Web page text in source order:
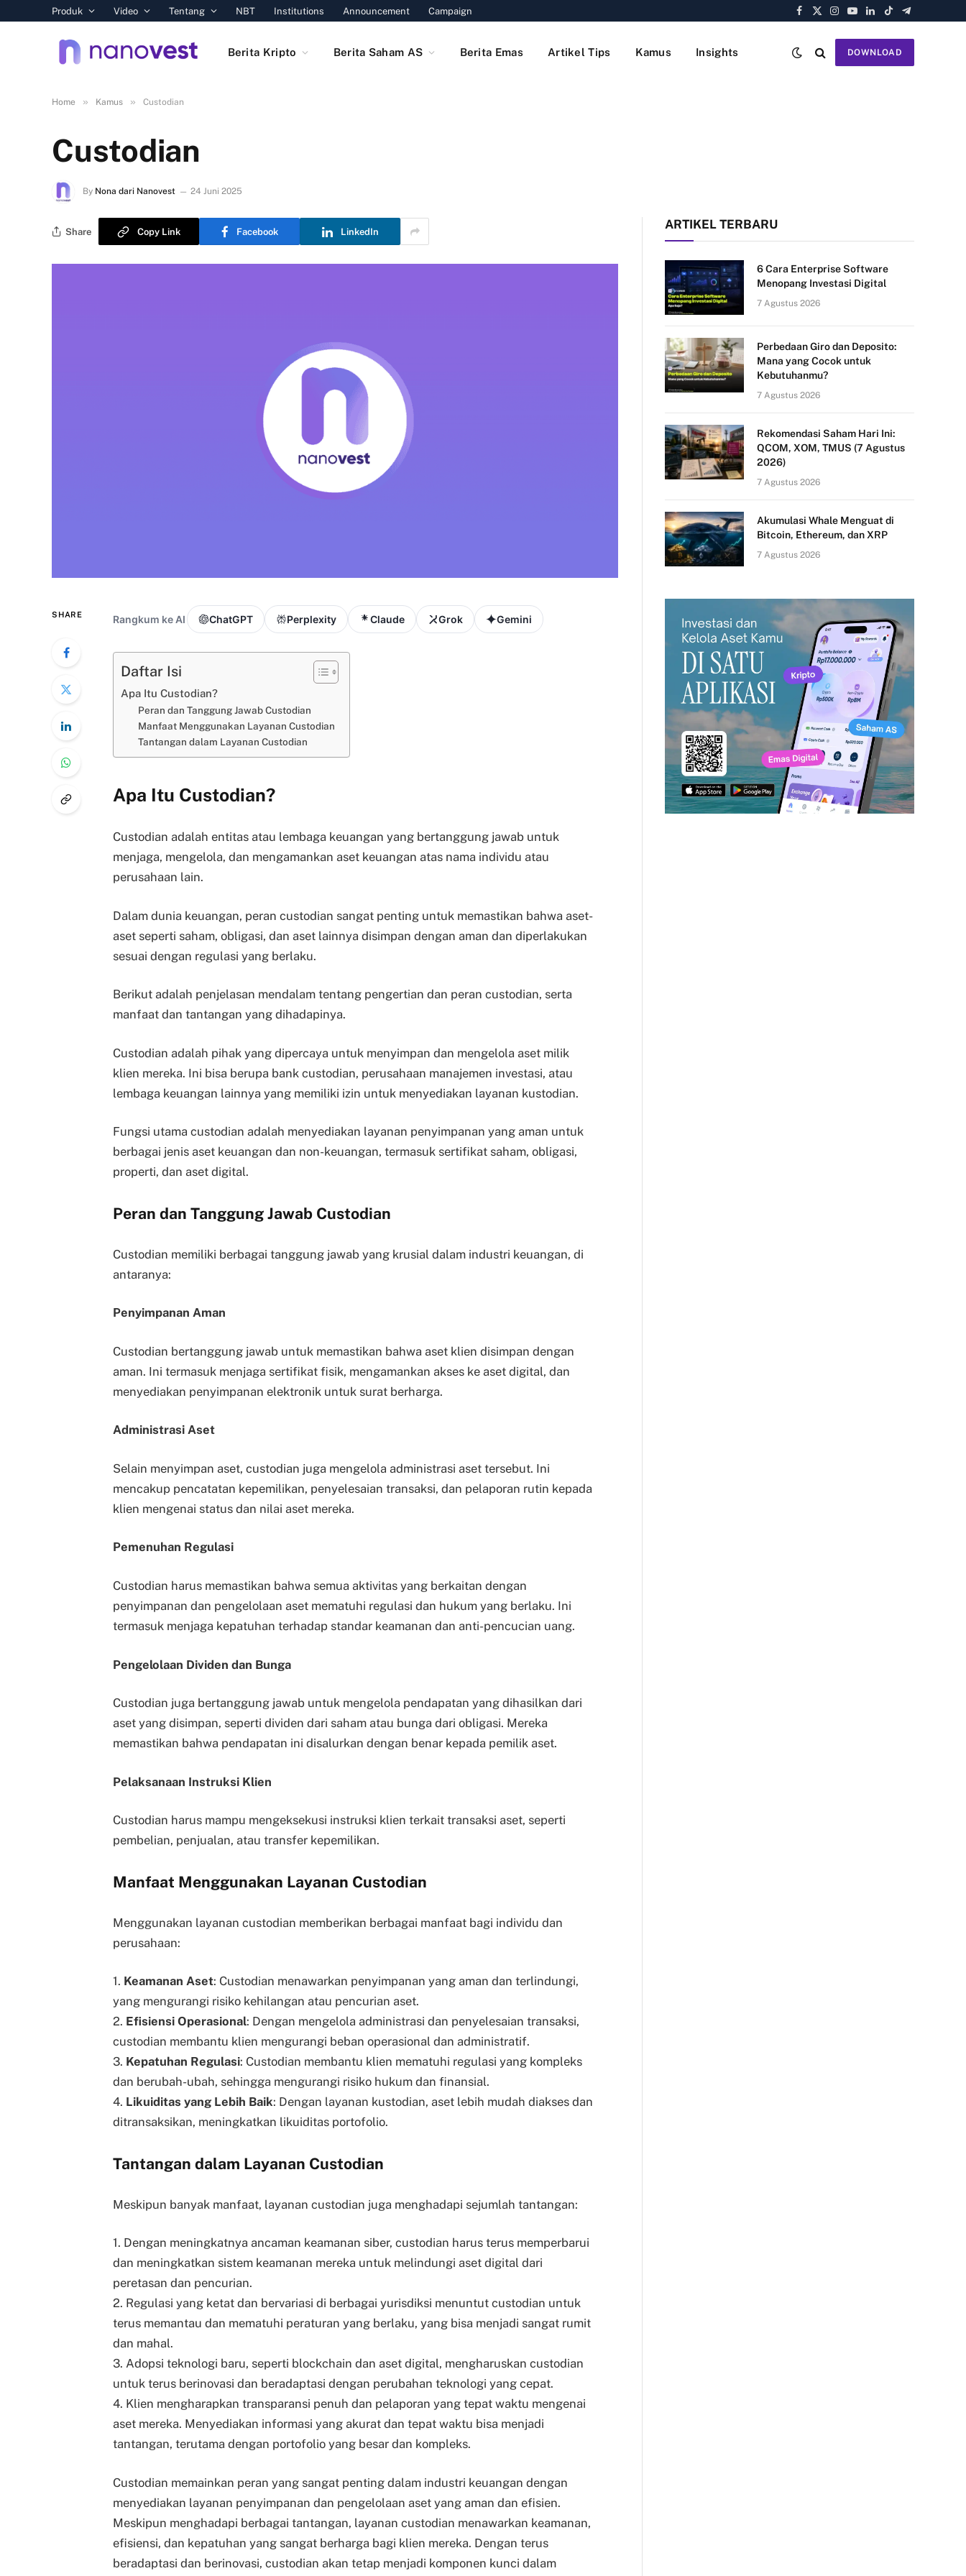
Produk Video Tentang NBT Institutions Announcement Campaign
Facebook
X
Instagram
YouTube
LinkedIn
TikTokTelegram
Berita Kripto Berita Saham AS Berita Emas Artikel Tips Kamus Insights DOWNLOAD
Home » Kamus » Custodian
Custodian
By Nona dari Nanovest 24 Juni 2025
Share Copy Link Facebook LinkedIn
SHARE Rangkum ke AI ChatGPT Perplexity Claude Grok Gemini
Daftar Isi
Apa Itu Custodian?
Peran dan Tanggung Jawab Custodian
Manfaat Menggunakan Layanan Custodian
Tantangan dalam Layanan Custodian
Apa Itu Custodian?
Custodian adalah entitas atau lembaga keuangan yang bertanggung jawab untuk
menjaga, mengelola, dan mengamankan aset keuangan atas nama individu atau
perusahaan lain.
Dalam dunia keuangan, peran custodian sangat penting untuk memastikan bahwa aset-
aset seperti saham, obligasi, dan aset lainnya disimpan dengan aman dan diperlakukan
sesuai dengan regulasi yang berlaku.
Berikut adalah penjelasan mendalam tentang pengertian dan peran custodian, serta
manfaat dan tantangan yang dihadapinya.
Custodian adalah pihak yang dipercaya untuk menyimpan dan mengelola aset milik
klien mereka. Ini bisa berupa bank custodian, perusahaan manajemen investasi, atau
lembaga keuangan lainnya yang memiliki izin untuk menyediakan layanan kustodian.
Fungsi utama custodian adalah menyediakan layanan penyimpanan yang aman untuk
berbagai jenis aset keuangan dan non-keuangan, termasuk sertifikat saham, obligasi,
properti, dan aset digital.
Peran dan Tanggung Jawab Custodian
Custodian memiliki berbagai tanggung jawab yang krusial dalam industri keuangan, di
antaranya:
Penyimpanan Aman
Custodian bertanggung jawab untuk memastikan bahwa aset klien disimpan dengan
aman. Ini termasuk menjaga sertifikat fisik, mengamankan akses ke aset digital, dan
menyediakan penyimpanan elektronik untuk surat berharga.
Administrasi Aset
Selain menyimpan aset, custodian juga mengelola administrasi aset tersebut. Ini
mencakup pencatatan kepemilikan, penyelesaian transaksi, dan pelaporan rutin kepada
klien mengenai status dan nilai aset mereka.
Pemenuhan Regulasi
Custodian harus memastikan bahwa semua aktivitas yang berkaitan dengan
penyimpanan dan pengelolaan aset mematuhi regulasi dan hukum yang berlaku. Ini
termasuk menjaga kepatuhan terhadap standar keamanan dan anti-pencucian uang.
Pengelolaan Dividen dan Bunga
Custodian juga bertanggung jawab untuk mengelola pendapatan yang dihasilkan dari
aset yang disimpan, seperti dividen dari saham atau bunga dari obligasi. Mereka
memastikan bahwa pendapatan ini disalurkan dengan benar kepada pemilik aset.
Pelaksanaan Instruksi Klien
Custodian harus mampu mengeksekusi instruksi klien terkait transaksi aset, seperti
pembelian, penjualan, atau transfer kepemilikan.
Manfaat Menggunakan Layanan Custodian
Menggunakan layanan custodian memberikan berbagai manfaat bagi individu dan
perusahaan:
1. Keamanan Aset: Custodian menawarkan penyimpanan yang aman dan terlindungi,
yang mengurangi risiko kehilangan atau pencurian aset.
2. Efisiensi Operasional: Dengan mengelola administrasi dan penyelesaian transaksi,
custodian membantu klien mengurangi beban operasional dan administratif.
3. Kepatuhan Regulasi: Custodian membantu klien mematuhi regulasi yang kompleks
dan berubah-ubah, sehingga mengurangi risiko hukum dan finansial.
4. Likuiditas yang Lebih Baik: Dengan layanan kustodian, aset lebih mudah diakses dan
ditransaksikan, meningkatkan likuiditas portofolio.
Tantangan dalam Layanan Custodian
Meskipun banyak manfaat, layanan custodian juga menghadapi sejumlah tantangan:
1. Dengan meningkatnya ancaman keamanan siber, custodian harus terus memperbarui
dan meningkatkan sistem keamanan mereka untuk melindungi aset digital dari
peretasan dan pencurian.
2. Regulasi yang ketat dan bervariasi di berbagai yurisdiksi menuntut custodian untuk
terus memantau dan mematuhi peraturan yang berlaku, yang bisa menjadi sangat rumit
dan mahal.
3. Adopsi teknologi baru, seperti blockchain dan aset digital, mengharuskan custodian
untuk terus berinovasi dan beradaptasi dengan perubahan teknologi yang cepat.
4. Klien mengharapkan transparansi penuh dan pelaporan yang tepat waktu mengenai
aset mereka. Menyediakan informasi yang akurat dan tepat waktu bisa menjadi
tantangan, terutama dengan portofolio yang besar dan kompleks.
Custodian memainkan peran yang sangat penting dalam industri keuangan dengan
menyediakan layanan penyimpanan dan pengelolaan aset yang aman dan efisien.
Meskipun menghadapi berbagai tantangan, layanan custodian menawarkan keamanan,
efisiensi, dan kepatuhan yang sangat berharga bagi klien mereka. Dengan terus
beradaptasi dan berinovasi, custodian akan tetap menjadi komponen kunci dalam
ARTIKEL TERBARU
6 Cara Enterprise Software
Menopang Investasi Digital
7 Agustus 2026
Perbedaan Giro dan Deposito:
Mana yang Cocok untuk
Kebutuhanmu?
7 Agustus 2026
Rekomendasi Saham Hari Ini:
QCOM, XOM, TMUS (7 Agustus
2026)
7 Agustus 2026
Akumulasi Whale Menguat di
Bitcoin, Ethereum, dan XRP
7 Agustus 2026